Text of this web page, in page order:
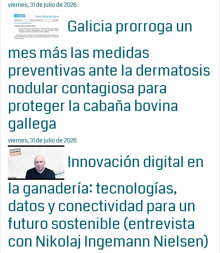
viernes, 31 de julio de 2026
Galicia prorroga un
mes más las medidas
preventivas ante la dermatosis
nodular contagiosa para
proteger la cabaña bovina
gallega
viernes, 31 de julio de 2026
Innovación digital en
la ganadería: tecnologías,
datos y conectividad para un
futuro sostenible (entrevista
con Nikolaj Ingemann Nielsen)